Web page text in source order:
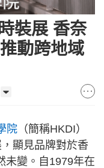
裝展 香奈
動跨地域
院 （簡稱HKDI）
顯見品牌對於香
未變。自1979年在